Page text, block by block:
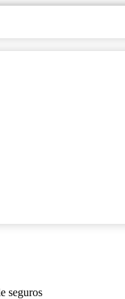
seguros